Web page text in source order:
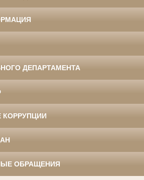
ДЕПАРТАМЕНТА
КОРРУПЦИИ
ОБРАЩЕНИЯ